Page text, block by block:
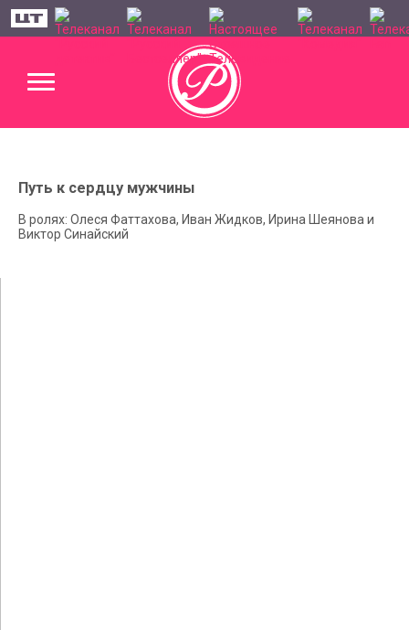
Путь к сердцу мужчины
В ролях: Олеся Фаттахова, Иван Жидков, Ирина Шеянова и
Виктор Синайский